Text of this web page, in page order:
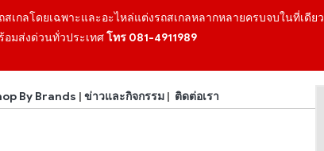
สเกลโดยเฉพาะและอะไหล่แต่งรถสเกลหลากหลายครบจบในที่เดียว
มส่งด่วนทั่วประเทศโทร 081-4911989
By Brands | ข่าวและกิจกรรม| ติดต่อเรา